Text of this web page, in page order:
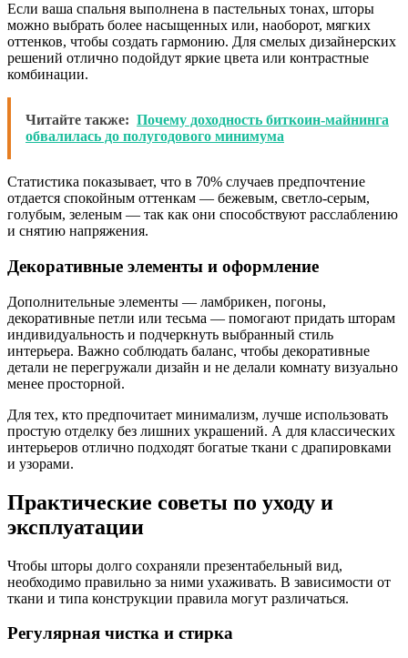
Если ваша спальня выполнена в пастельных тонах, шторы
можно выбрать более насыщенных или, наоборот, мягких
оттенков, чтобы создать гармонию. Для смелых дизайнерских
решений отлично подойдут яркие цвета или контрастные
комбинации.
Читайте также: Почему доходность биткоин-майнинга
обвалилась до полугодового минимума
Статистика показывает, что в 70% случаев предпочтение
отдается спокойным оттенкам — бежевым, светло-серым,
голубым, зеленым — так как они способствуют расслаблению
и снятию напряжения.
Декоративные элементы и оформление
Дополнительные элементы — ламбрикен, погоны,
декоративные петли или тесьма — помогают придать шторам
индивидуальность и подчеркнуть выбранный стиль
интерьера. Важно соблюдать баланс, чтобы декоративные
детали не перегружали дизайн и не делали комнату визуально
менее просторной.
Для тех, кто предпочитает минимализм, лучше использовать
простую отделку без лишних украшений. А для классических
интерьеров отлично подходят богатые ткани с драпировками
и узорами.
Практические советы по уходу и
эксплуатации
Чтобы шторы долго сохраняли презентабельный вид,
необходимо правильно за ними ухаживать. В зависимости от
ткани и типа конструкции правила могут различаться.
Регулярная чистка и стирка